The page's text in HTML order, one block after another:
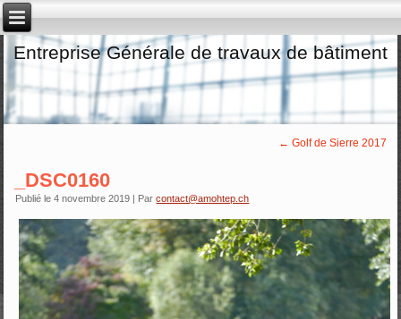
Entreprise Générale de travaux de bâtiment
← Golf de Sierre 2017
_DSC0160
Publié le 4 novembre 2019 | Par contact@amohtep.ch